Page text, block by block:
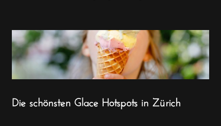
Die schönsten Glace Hotspots in Zürich